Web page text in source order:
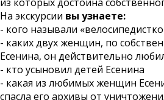
На экскурсии вы узнаете:
- кого называли
- каких двух женщин, по
Есенина, он действительно
- кто усыновил детей Есенина
- какая из любимых женщин
спасла его архивы от